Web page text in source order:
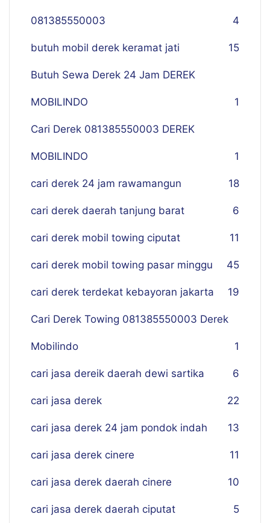
081385550003 4
butuh mobil derek keramat jati 15
Butuh Sewa Derek 24 Jam DEREK
MOBILINDO 1
Cari Derek 081385550003 DEREK
MOBILINDO 1
cari derek 24 jam rawamangun 18
cari derek daerah tanjung barat 6
cari derek mobil towing ciputat 11
cari derek mobil towing pasar minggu 45
cari derek terdekat kebayoran jakarta 19
Cari Derek Towing 081385550003 Derek
Mobilindo 1
cari jasa dereik daerah dewi sartika 6
cari jasa derek 22
cari jasa derek 24 jam pondok indah 13
cari jasa derek cinere 11
cari jasa derek daerah cinere 10
cari jasa derek daerah ciputat 5